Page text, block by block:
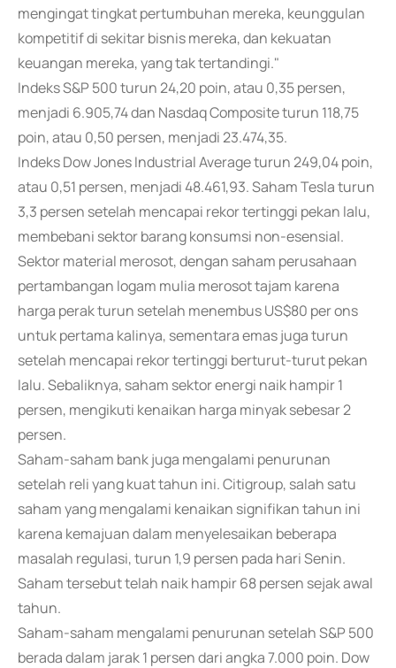
mengingat tingkat pertumbuhan mereka, keunggulan
kompetitif di sekitar bisnis mereka, dan kekuatan
keuangan mereka, yang tak tertandingi."
Indeks S&P 500 turun 24,20 poin, atau 0,35 persen,
menjadi 6.905,74 dan Nasdaq Composite turun 118,75
poin, atau 0,50 persen, menjadi 23.474,35.
Indeks Dow Jones Industrial Average turun 249,04 poin,
atau 0,51 persen, menjadi 48.461,93. Saham Tesla turun
3,3 persen setelah mencapai rekor tertinggi pekan lalu,
membebani sektor barang konsumsi non-esensial.
Sektor material merosot, dengan saham perusahaan
pertambangan logam mulia merosot tajam karena
harga perak turun setelah menembus US$80 per ons
untuk pertama kalinya, sementara emas juga turun
setelah mencapai rekor tertinggi berturut-turut pekan
lalu. Sebaliknya, saham sektor energi naik hampir 1
persen, mengikuti kenaikan harga minyak sebesar 2
persen.
Saham-saham bank juga mengalami penurunan
setelah reli yang kuat tahun ini. Citigroup, salah satu
saham yang mengalami kenaikan signifikan tahun ini
karena kemajuan dalam menyelesaikan beberapa
masalah regulasi, turun 1,9 persen pada hari Senin.
Saham tersebut telah naik hampir 68 persen sejak awal
tahun.
Saham-saham mengalami penurunan setelah S&P 500
berada dalam jarak 1 persen dari angka 7.000 poin. Dow